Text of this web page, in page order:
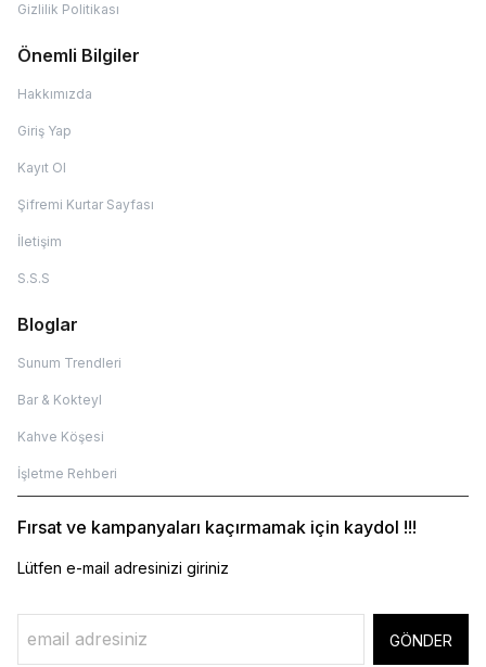
Gizlilik Politikası
Önemli Bilgiler
Hakkımızda
Giriş Yap
Kayıt Ol
Şifremi Kurtar Sayfası
İletişim
S.S.S
Bloglar
Sunum Trendleri
Bar & Kokteyl
Kahve Köşesi
İşletme Rehberi
Fırsat ve kampanyaları kaçırmamak için kaydol !!!
Lütfen e-mail adresinizi giriniz
GÖNDER